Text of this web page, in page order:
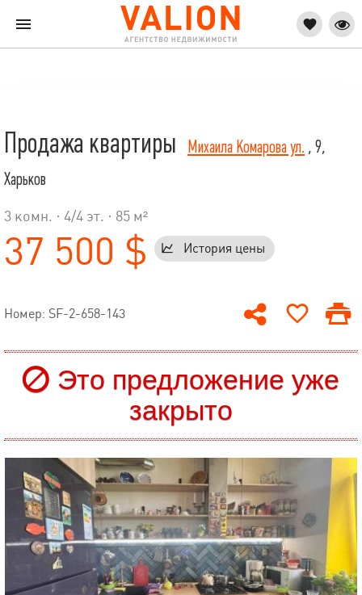
Продажа квартиры Михаила Комарова ул. , 9,
Харьков
3 комн. · 4/4 эт. · 85 м²
37 500 $ История цены
Номер: SF-2-658-143
Это предложение уже
закрыто